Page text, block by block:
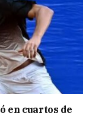
en cuartos de